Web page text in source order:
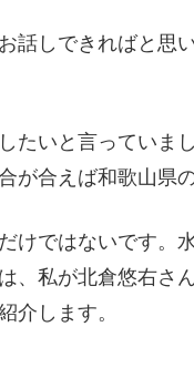
話しできればと思
たいと言っていま
が合えば和歌山県
けではないです。
、私が北倉悠右さ
介します。